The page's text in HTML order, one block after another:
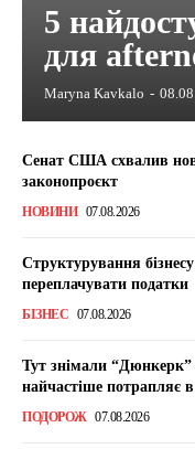
5
для
Maryna Kavkalo -
Сенат США схвалив
законопроєкт
НОВИНИ 07.08.2026
Структурування
переплачувати податки
БІЗНЕС 07.08.2026
Тут знімали “Дюнкерк”
найчастіше потрапляє в
ПОДОРОЖ 07.08.2026